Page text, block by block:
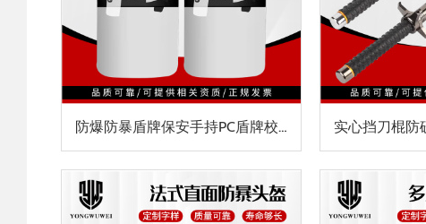
防爆防暴盾牌保安手持PC盾牌校园幼儿园门卫执勤防护装备安防器材